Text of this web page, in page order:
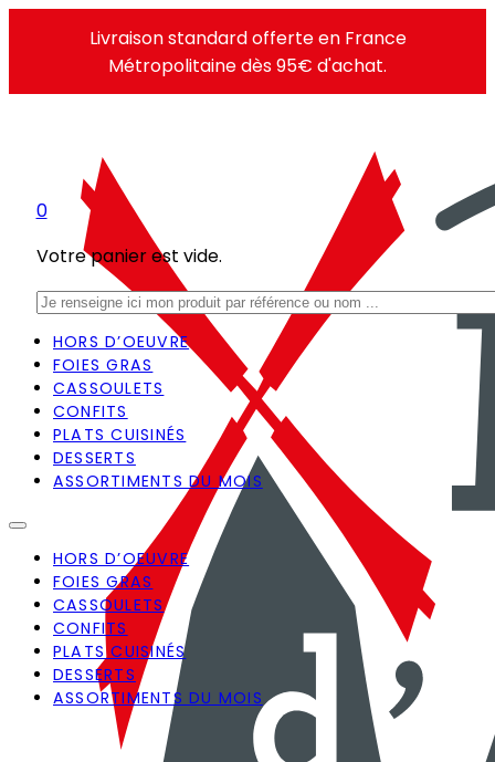
Livraison standard offerte en France
Métropolitaine dès 95€ d'achat.
Rechercher
0
Votre panier est vide.
HORS D’OEUVRE
FOIES GRAS
CASSOULETS
CONFITS
PLATS CUISINÉS
DESSERTS
ASSORTIMENTS DU MOIS
HORS D’OEUVRE
FOIES GRAS
CASSOULETS
CONFITS
PLATS CUISINÉS
DESSERTS
ASSORTIMENTS DU MOIS